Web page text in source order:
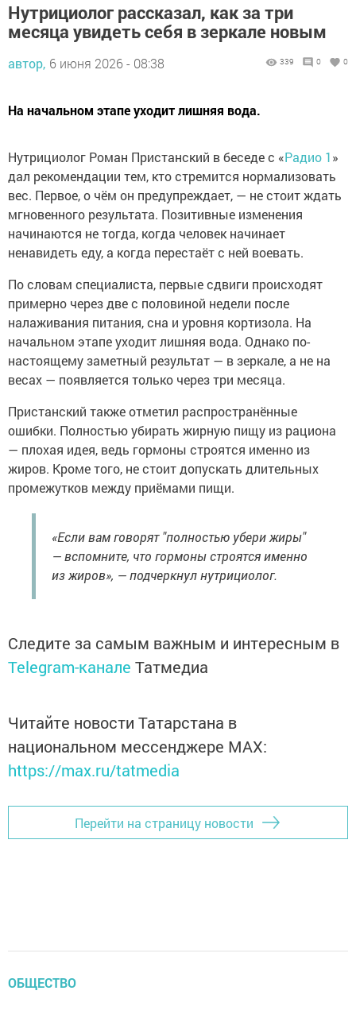
Нутрициолог рассказал, как за три
месяца увидеть себя в зеркале новым
автор, 6 июня 2026 - 08:38 339 0 0
На начальном этапе уходит лишняя вода.
Нутрициолог Роман Пристанский в беседе с «Радио 1»
дал рекомендации тем, кто стремится нормализовать
вес. Первое, о чём он предупреждает, — не стоит ждать
мгновенного результата. Позитивные изменения
начинаются не тогда, когда человек начинает
ненавидеть еду, а когда перестаёт с ней воевать.
По словам специалиста, первые сдвиги происходят
примерно через две с половиной недели после
налаживания питания, сна и уровня кортизола. На
начальном этапе уходит лишняя вода. Однако по-
настоящему заметный результат — в зеркале, а не на
весах — появляется только через три месяца.
Пристанский также отметил распространённые
ошибки. Полностью убирать жирную пищу из рациона
— плохая идея, ведь гормоны строятся именно из
жиров. Кроме того, не стоит допускать длительных
промежутков между приёмами пищи.
«Если вам говорят "полностью убери жиры"
— вспомните, что гормоны строятся именно
из жиров», — подчеркнул нутрициолог.
Следите за самым важным и интересным в
Telegram-канале Татмедиа
Читайте новости Татарстана в
национальном мессенджере MАХ:
https://max.ru/tatmedia
Перейти на страницу новости
ОБЩЕСТВО